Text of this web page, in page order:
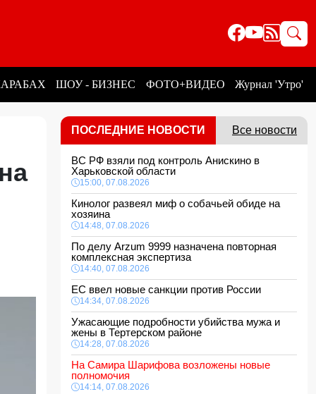
ШОУ - БИЗНЕС ФОТО+ВИДЕО Журнал 'Утро'
ПОСЛЕДНИЕ НОВОСТИ Все новости
ВС РФ взяли под контроль Анискино в
Харьковской области
15:00, 07.08.2026
Кинолог развеял миф о собачьей обиде на
хозяина
14:48, 07.08.2026
По делу Arzum 9999 назначена повторная
комплексная экспертиза
14:40, 07.08.2026
ЕС ввел новые санкции против России
14:34, 07.08.2026
Ужасающие подробности убийства мужа и
жены в Тертерском районе
14:28, 07.08.2026
На Самира Шарифова возложены новые
полномочия
14:14, 07.08.2026